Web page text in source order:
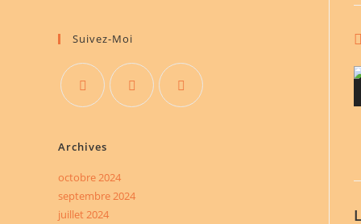
Suivez-Moi
nouvel
onglet
nouvel
onglet
Archives
octobre 2024
septembre 2024
juillet 2024